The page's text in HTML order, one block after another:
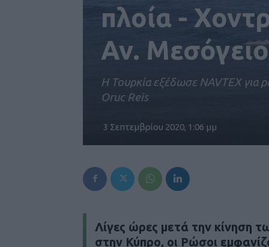
πλοία -
Αν. Μεσόγειο
Η Τουρκία εξέδωσε NAVTEX για
Oruc Reis
3 Σεπτεμβρίου 2020, 1:06 μμ
Λίγες ώρες μετά την κίνηση
στην Κύπρο, οι Ρώσοι